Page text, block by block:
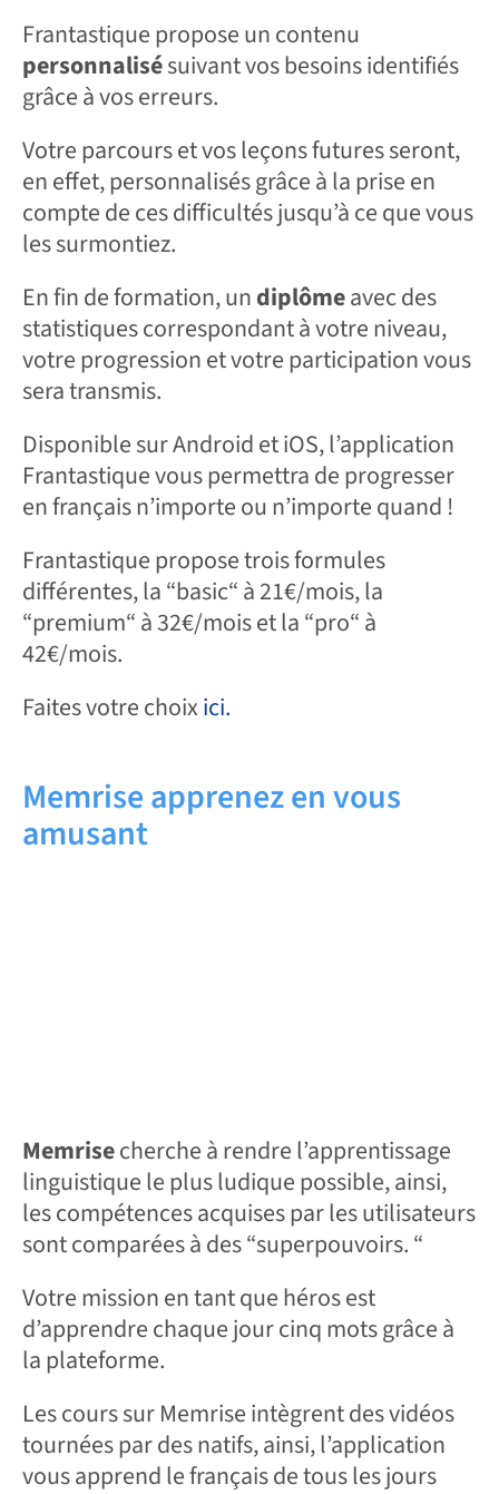
Frantastique propose un contenu
personnalisésuivant vos besoins identifiés
grâce à vos erreurs.
Votre parcours et vos leçons futures seront,
en effet, personnalisés grâce à la prise en
compte de ces difficultés jusqu’à ce que vous
les surmontiez.
En fin de formation, undiplômeavec des
statistiques correspondant à votre niveau,
votre progression et votre participation vous
sera transmis.
Disponible sur Android et iOS, l’application
Frantastique vous permettra de progresser
en français n’importe ou n’importe quand !
Frantastique propose trois formules
différentes, la “basic“ à 21€/mois, la
“premium“ à 32€/mois et la “pro“ à
42€/mois.
Faites votre choixici.
Memrise apprenez en vous
amusant
Memrisecherche à rendre l’apprentissage
linguistique le plus ludique possible, ainsi,
les compétences acquises par les utilisateurs
sont comparées à des “superpouvoirs. “
Votre mission en tant que héros est
d’apprendre chaque jour cinq mots grâce à
la plateforme.
Les cours sur Memrise intègrent des vidéos
tournées par des natifs, ainsi, l’application
vous apprend le français de tous les jours